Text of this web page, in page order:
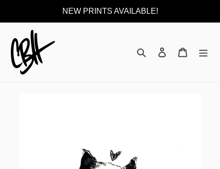
NEW PRINTS AVAILABLE!
Suchen Einloggen